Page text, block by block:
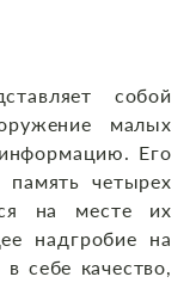
собой
малых
Его
память четырех
на месте их
надгробие на
себе качество,